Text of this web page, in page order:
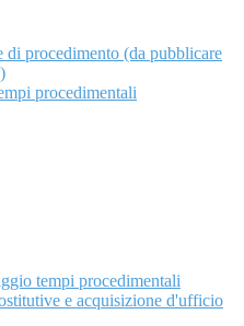
di procedimento (da pubblicare
procedimentali
tempi procedimentali
e acquisizione d'ufficio